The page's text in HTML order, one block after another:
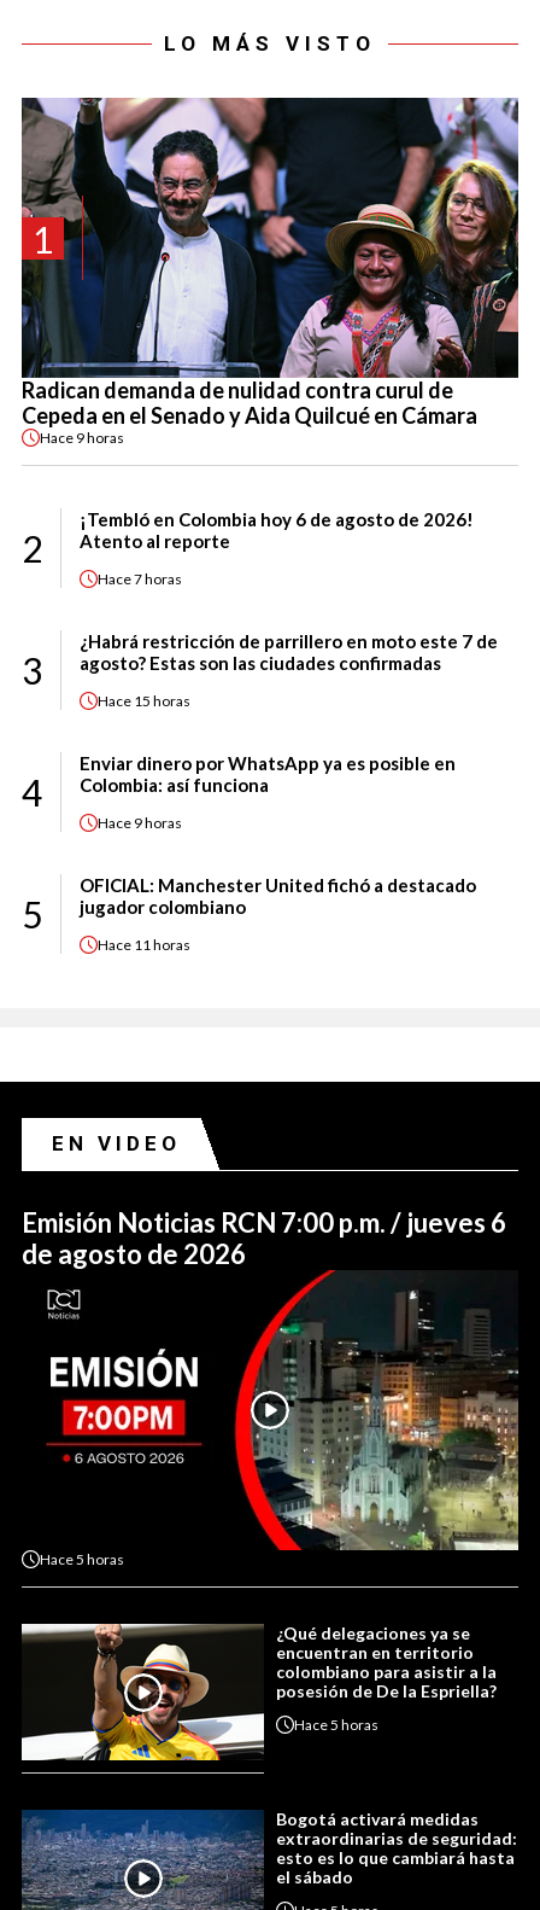
LO MÁS VISTO
1
Radican demanda de nulidad contra curul de
Cepeda en el Senado y Aida Quilcué en Cámara
Hace 9 horas
2
¡Tembló en Colombia hoy 6 de agosto de 2026!
Atento al reporte
Hace7 horas
3
¿Habrá restricción de parrillero en moto este 7 de
agosto? Estas son las ciudades confirmadas
Hace 15 horas
4
Enviar dinero por WhatsApp ya es posible en
Colombia: así funciona
Hace 9 horas
5
OFICIAL: Manchester United fichó a destacado
jugador colombiano
Hace 11 horas
EN VIDEO
Emisión Noticias RCN 7:00 p.m. / jueves 6
de agosto de 2026
Hace5 horas
¿Qué delegaciones ya se
encuentran en territorio
colombiano para asistir a la
posesión de De la Espriella?
Hace5 horas
Bogotá activará medidas
extraordinarias de seguridad:
esto es lo que cambiará hasta
el sábado